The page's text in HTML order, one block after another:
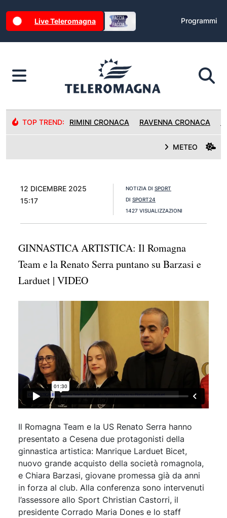
Live Teleromagna Programmi
TOP TREND: RIMINI CRONACA RAVENNA CRONACA
METEO
12 DICEMBRE 2025
15:17
NOTIZIA DI SPORT
DI SPORT24
1427 VISUALIZZAZIONI
GINNASTICA ARTISTICA: Il Romagna
Team e la Renato Serra puntano su Barzasi e
Larduet | VIDEO
Il Romagna Team e la US Renato Serra hanno
presentato a Cesena due protagonisti della
ginnastica artistica: Manrique Larduet Bicet,
nuovo grande acquisto della società romagnola,
e Chiara Barzasi, giovane promessa già da anni
in forza al club. Alla conferenza sono intervenuti
l’assessore allo Sport Christian Castorri, il
presidente Corrado Maria Dones e lo staff